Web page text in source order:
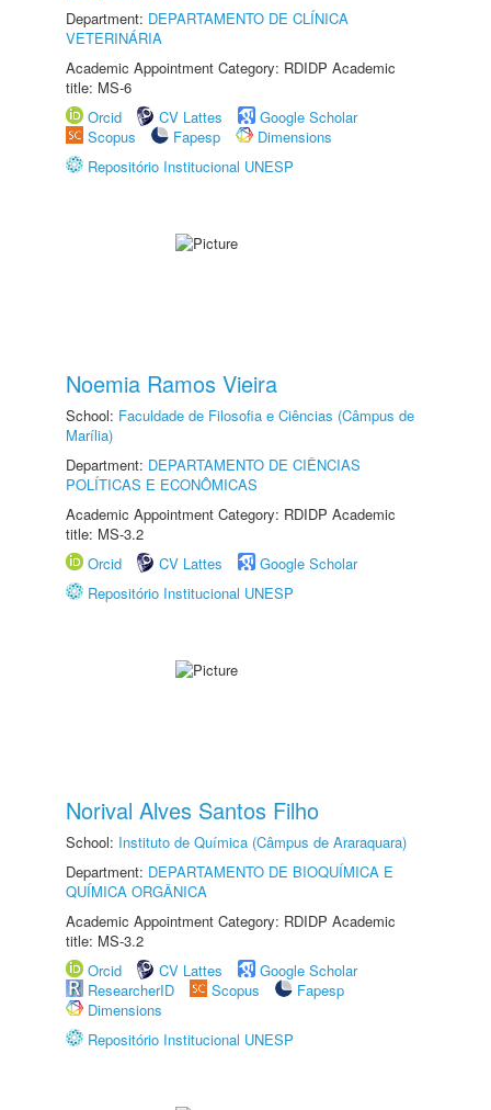
Department: DEPARTAMENTO DE CLÍNICA
VETERINÁRIA
Academic Appointment Category: RDIDP Academic
title: MS-6
Orcid
CV Lattes
Google Scholar
Scopus
Fapesp
Dimensions
Repositório Institucional UNESP
Noemia Ramos Vieira
School: Faculdade de Filosofia e Ciências (Câmpus de
Marília)
Department: DEPARTAMENTO DE CIÊNCIAS
POLÍTICAS E ECONÔMICAS
Academic Appointment Category: RDIDP Academic
title: MS-3.2
Orcid
CV Lattes
Google Scholar
Repositório Institucional UNESP
Norival Alves Santos Filho
School: Instituto de Química (Câmpus de Araraquara)
Department: DEPARTAMENTO DE BIOQUÍMICA E
QUÍMICA ORGÂNICA
Academic Appointment Category: RDIDP Academic
title: MS-3.2
Orcid
CV Lattes
Google Scholar
ResearcherID
Scopus
Fapesp
Dimensions
Repositório Institucional UNESP